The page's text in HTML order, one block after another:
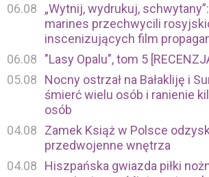
06.08
„Wytnij, wydrukuj,
marines przechwycili
inscenizujących film
06.08
"Lasy Opalu", tom 5
05.08
Nocny ostrzał na Bałakliję i
śmierć wielu osób i ranienie
osób
04.08
Zamek Książ w Polsce
przedwojenne wnętrza
04.08
Hiszpańska gwiazda piłki